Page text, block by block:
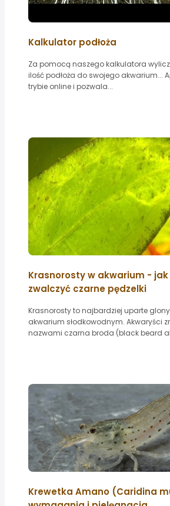
Kalkulator podłoża
Za pomocą naszego kalkulatora
ilość podłoża do swojego akwarium...
trybie online i pozwala...
Krasnorosty w akwarium -
zwalczyć czarne pędzelki
Krasnorosty to najbardziej uparte
akwarium słodkowodnym. Akwaryści
nazwami czarna broda (black beard
Krewetka Amano (Caridina